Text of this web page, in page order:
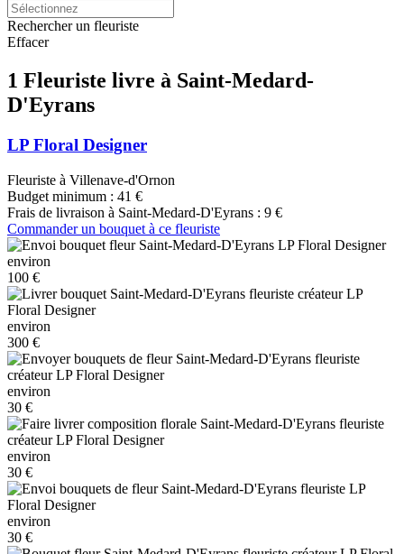
Rechercher un fleuriste
Effacer
1 Fleuriste livre à Saint-Medard-
D'Eyrans
LP Floral Designer
Fleuriste à Villenave-d'Ornon
Budget minimum : 41 €
Frais de livraison à Saint-Medard-D'Eyrans : 9 €
Commander un bouquet à ce fleuriste
environ
100 €
environ
300 €
environ
30 €
environ
30 €
environ
30 €